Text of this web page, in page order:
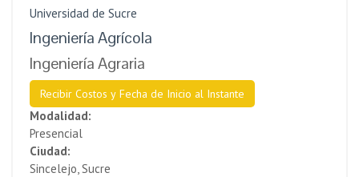
Universidad de Sucre
Ingeniería Agrícola
Ingeniería Agraria
Recibir Costos y Fecha de Inicio al Instante
Modalidad:
Presencial
Ciudad:
Sincelejo, Sucre